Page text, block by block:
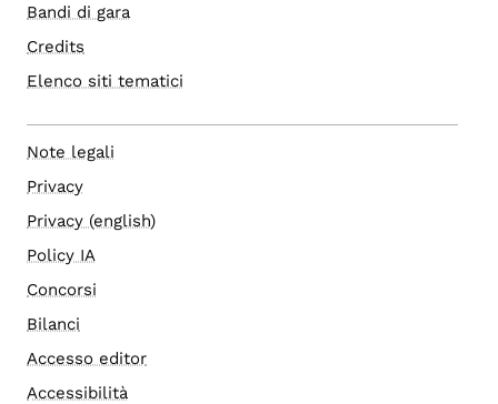
Bandi di gara
Credits
Elenco siti tematici
Note legali
Privacy
Privacy (english)
Policy IA
Concorsi
Bilanci
Accesso editor
Accessibilità